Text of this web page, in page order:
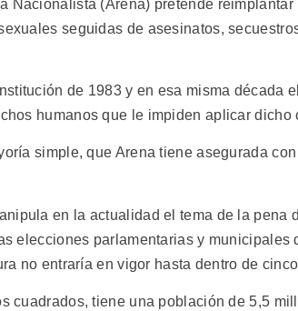
Nacionalista (Arena) pretende reimplantar
seguidas de asesinatos,
de 1983 y en esa misma década
humanos que le impiden aplicar dicho
simple, que Arena tiene asegurada
en la actualidad el tema de la pena
elecciones parlamentarias y municipales
no entraría en vigor hasta dentro de
cuadrados, tiene una población de 5,5